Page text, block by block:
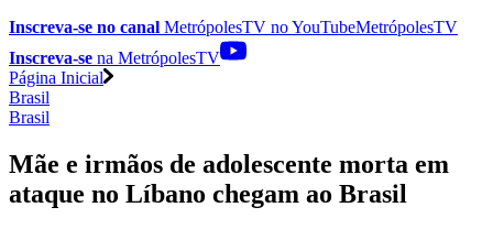
Inscreva-se no canal MetrópolesTV noYouTubeMetrópolesTV
Inscreva-se na MetrópolesTV
Página Inicial
Brasil
Brasil
Mãe e irmãos de adolescente morta em
ataque no Líbano chegam ao Brasil